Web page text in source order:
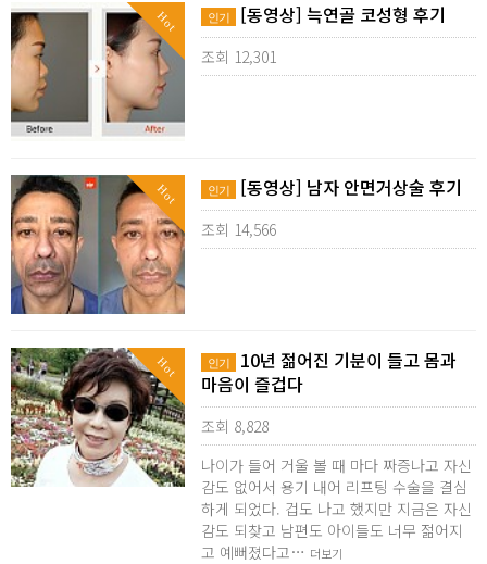
Hot 인기 [동영상] 늑연골 코성형 후기
조회 12,301
Hot 인기 [동영상] 남자 안면거상술 후기
조회 14,566
Hot 인기
10년 젊어진 기분이 들고 몸과
마음이 즐겁다
조회 8,828
나이가 들어 거울 볼 때 마다 짜증나고 자신
감도 없어서 용기 내어 리프팅 수술을 결심
하게 되었다. 겁도 나고 했지만 지금은 자신
감도 되찾고 남편도 아이들도 너무 젊어지
고 예뻐졌다고… 더보기